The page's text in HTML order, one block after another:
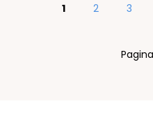
U lees
1 Pagina
2 Pagina
3